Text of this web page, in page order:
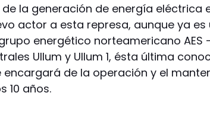
la generación de energía eléctrica
actor a esta represa, aunque ya es
energético norteamericano AES
Ullum y Ullum 1, ésta última
encargará de la operación y el
10 años.